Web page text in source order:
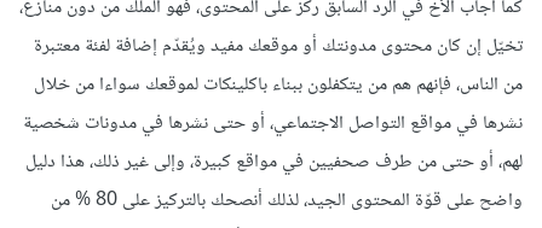
كما أجاب الأخ في الرد السابق ركز على المحتوى، فهو الملك من دون منازع،
تخيّل إن كان محتوى مدونتك أو موقعك مفيد ويُقدّم إضافة لفئة معتبرة
من الناس، فإنهم هم من يتكفلون ببناء باكلينكات لموقعك سواءا من خلال
نشرها في مواقع التواصل الاجتماعي، أو حتى نشرها في مدونات شخصية
لهم، أو حتى من طرف صحفيين في مواقع كبيرة، وإلى غير ذلك، هذا دليل
واضح على قوّة المحتوى الجيد، لذلك أنصحك بالتركيز على 80 % من